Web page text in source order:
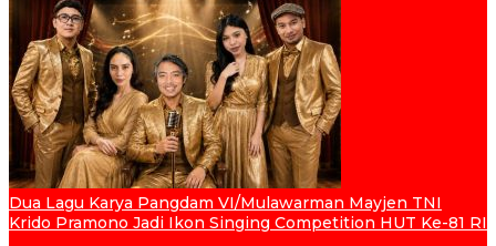
Dua Lagu Karya Pangdam VI/Mulawarman Mayjen TNI
Krido Pramono Jadi Ikon Singing Competition HUT Ke-81 RI